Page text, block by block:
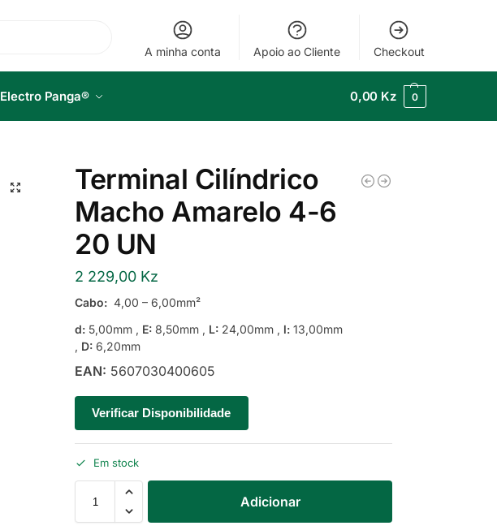
A minha conta Apoio ao Cliente Checkout
Electro Panga® 0,00 Kz 0
Terminal Cilíndrico
Macho Amarelo 4-6
20 UN
2 229,00 Kz
Cabo: 4,00 – 6,00mm²
d: 5,00mm , E: 8,50mm , L: 24,00mm , l:13,00mm
, D:6,20mm
EAN: 5607030400605
Verificar Disponibilidade
Em stock
Adicionar